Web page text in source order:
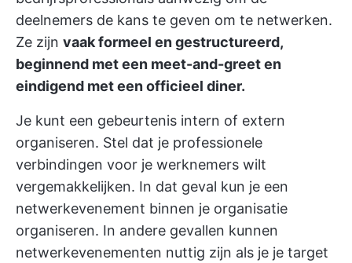
deelnemers de kans te geven om te netwerken.
Ze zijn vaak formeel en gestructureerd,
beginnend met een meet-and-greet en
eindigend met een officieel diner.
Je kunt een gebeurtenis intern of extern
organiseren. Stel dat je professionele
verbindingen voor je werknemers wilt
vergemakkelijken. In dat geval kun je een
netwerkevenement binnen je organisatie
organiseren. In andere gevallen kunnen
netwerkevenementen nuttig zijn als je je target